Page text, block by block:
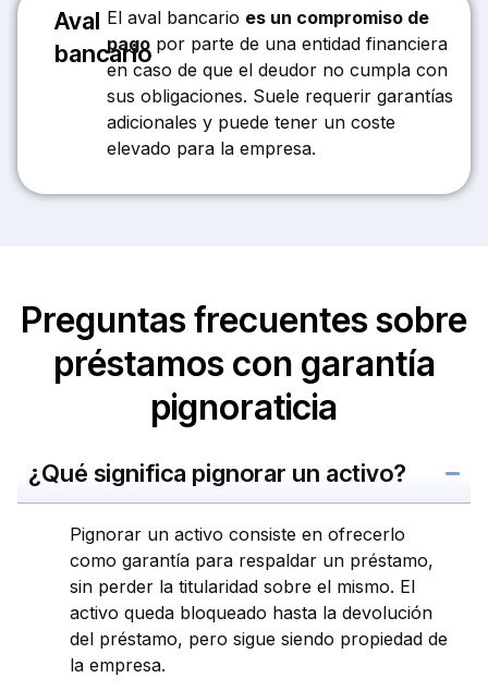
Aval
bancario
El aval bancario es un compromiso de
pagopor parte de una entidad financiera
en caso de que el deudor no cumpla con
sus obligaciones. Suele requerir garantías
adicionales y puede tener un coste
elevado para la empresa.
Preguntas frecuentes sobre
préstamos con garantía
pignoraticia
¿Qué significa pignorar un activo?
Pignorar un activo consiste en ofrecerlo
como garantía para respaldar un préstamo,
sin perder la titularidad sobre el mismo. El
activo queda bloqueado hasta la devolución
del préstamo, pero sigue siendo propiedad de
la empresa.